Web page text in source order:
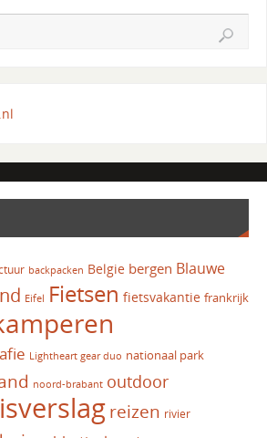
backpacken Belgie bergen Blauwe
Eifel Fietsen fietsvakantie frankrijk
Lightheart gear duo nationaal park
noord-brabant outdoor
reizen rivier